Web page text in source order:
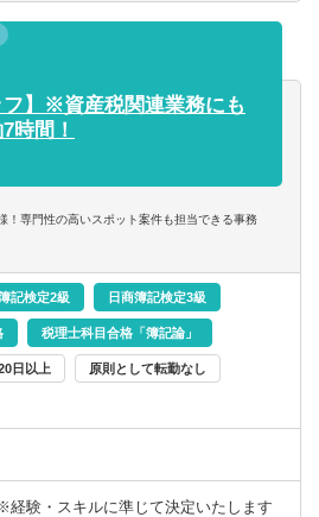
キルに応じて業務に携わっていただ
ば、およそ15件ほどの担当をお任せ
申告書の作成、巡回監査といった一
広く業務を経験することが可能で
フ】※資産税関連業務にも
時間！
！専門性の高いスポット案件も担当できる事務
記検定2級 日商簿記検定3級
税理士科目合格「簿記論」
日以上 原則として転勤なし
経験・スキルに準じて決定いたします
人
接（実績あり）